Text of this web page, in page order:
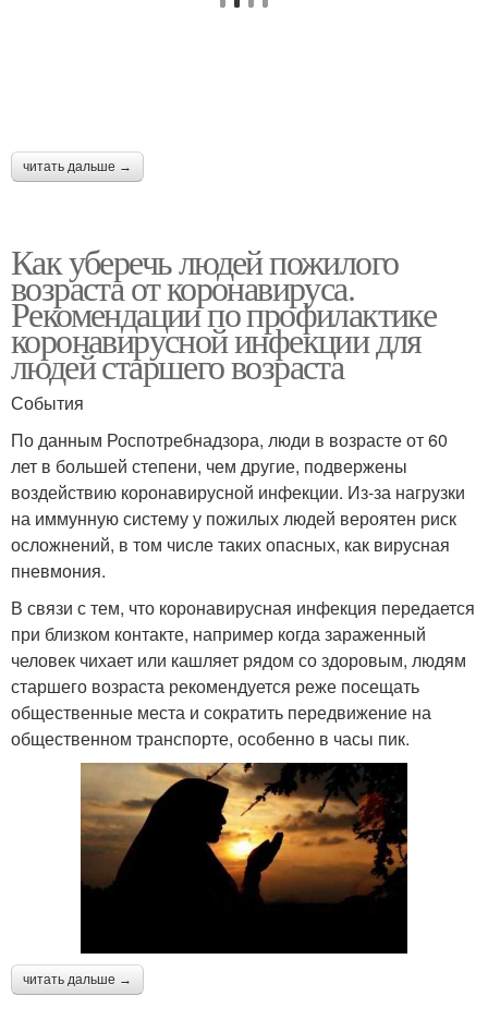
читать дальше →
Как уберечь людей пожилого
возраста от коронавируса.
Рекомендации по профилактике
коронавирусной инфекции для
людей старшего возраста
События
По данным Роспотребнадзора, люди в возрасте от 60
лет в большей степени, чем другие, подвержены
воздействию коронавирусной инфекции. Из-за нагрузки
на иммунную систему у пожилых людей вероятен риск
осложнений, в том числе таких опасных, как вирусная
пневмония.
В связи с тем, что коронавирусная инфекция передается
при близком контакте, например когда зараженный
человек чихает или кашляет рядом со здоровым, людям
старшего возраста рекомендуется реже посещать
общественные места и сократить передвижение на
общественном транспорте, особенно в часы пик.
читать дальше →